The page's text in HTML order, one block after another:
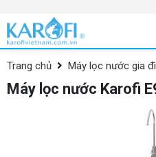
Trang chủ Máy lọc nước gia
Máy lọc nước Karofi